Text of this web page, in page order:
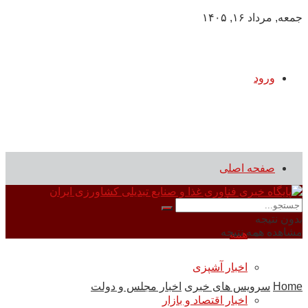
جمعه, مرداد ۱۶, ۱۴۰۵
ورود
صفحه اصلی
سرویس های خبری
همه
اخبار آشپزی
اخبار اقتصاد و بازار
بدون نتیجه
مشاهده همه نتیجه
Home سرویس های خبری اخبار مجلس و دولت